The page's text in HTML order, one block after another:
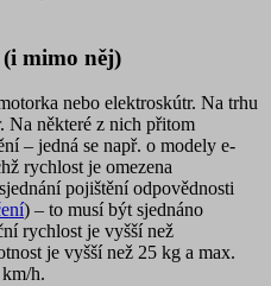
mimo něj)
nebo elektroskútr. Na trhu
Na některé z nich přitom
– jedná se např. o modely e-
rychlost je omezena
pojištění odpovědnosti
) – to musí být sjednáno
rychlost je vyšší než
je vyšší než 25 kg a max.
h.